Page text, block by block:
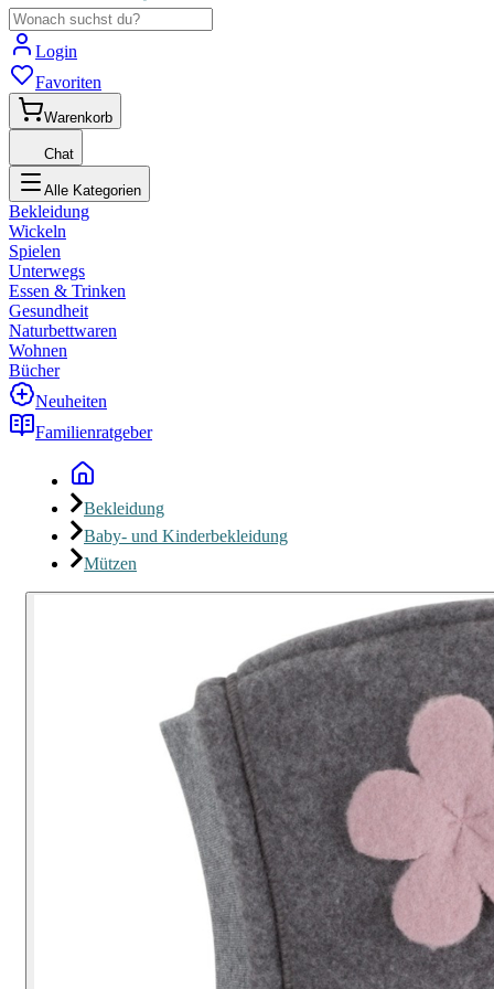
Login
Favoriten
Warenkorb
Chat
Alle Kategorien
Bekleidung
Wickeln
Spielen
Unterwegs
Essen & Trinken
Gesundheit
Naturbettwaren
Wohnen
Bücher
Neuheiten
Familienratgeber
Bekleidung
Baby- und Kinderbekleidung
Mützen